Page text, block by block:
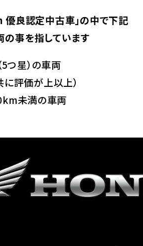
良認定中古車」の中で下記
事を指しています
つ星）の車両
に評価が上以上）
未満の車両